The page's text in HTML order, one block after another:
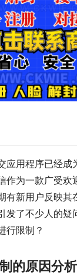
应用程序已经成
作为一款广受欢
有新用户反映其
发了不少人的疑
行限制？
的原因分析